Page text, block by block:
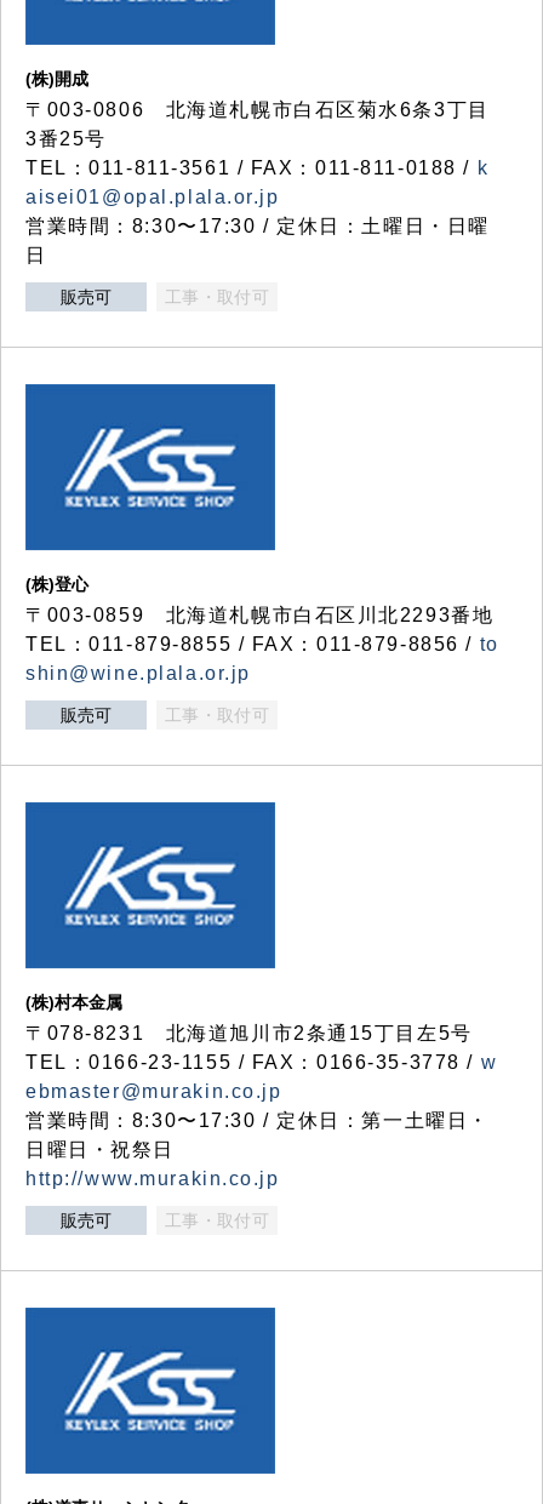
(株)開成
〒003-0806 北海道札幌市白石区菊水6条3丁目
3番25号
TEL：011-811-3561 / FAX：011-811-0188 / k
aisei01@opal.plala.or.jp
営業時間：8:30〜17:30 / 定休日：土曜日・日曜
日
販売可 工事・取付可
(株)登心
〒003-0859 北海道札幌市白石区川北2293番地
TEL：011-879-8855 / FAX：011-879-8856 / to
shin@wine.plala.or.jp
販売可 工事・取付可
(株)村本金属
〒078-8231 北海道旭川市2条通15丁目左5号
TEL：0166-23-1155 / FAX：0166-35-3778 / w
ebmaster@murakin.co.jp
営業時間：8:30〜17:30 / 定休日：第一土曜日・
日曜日・祝祭日
http://www.murakin.co.jp
販売可 工事・取付可